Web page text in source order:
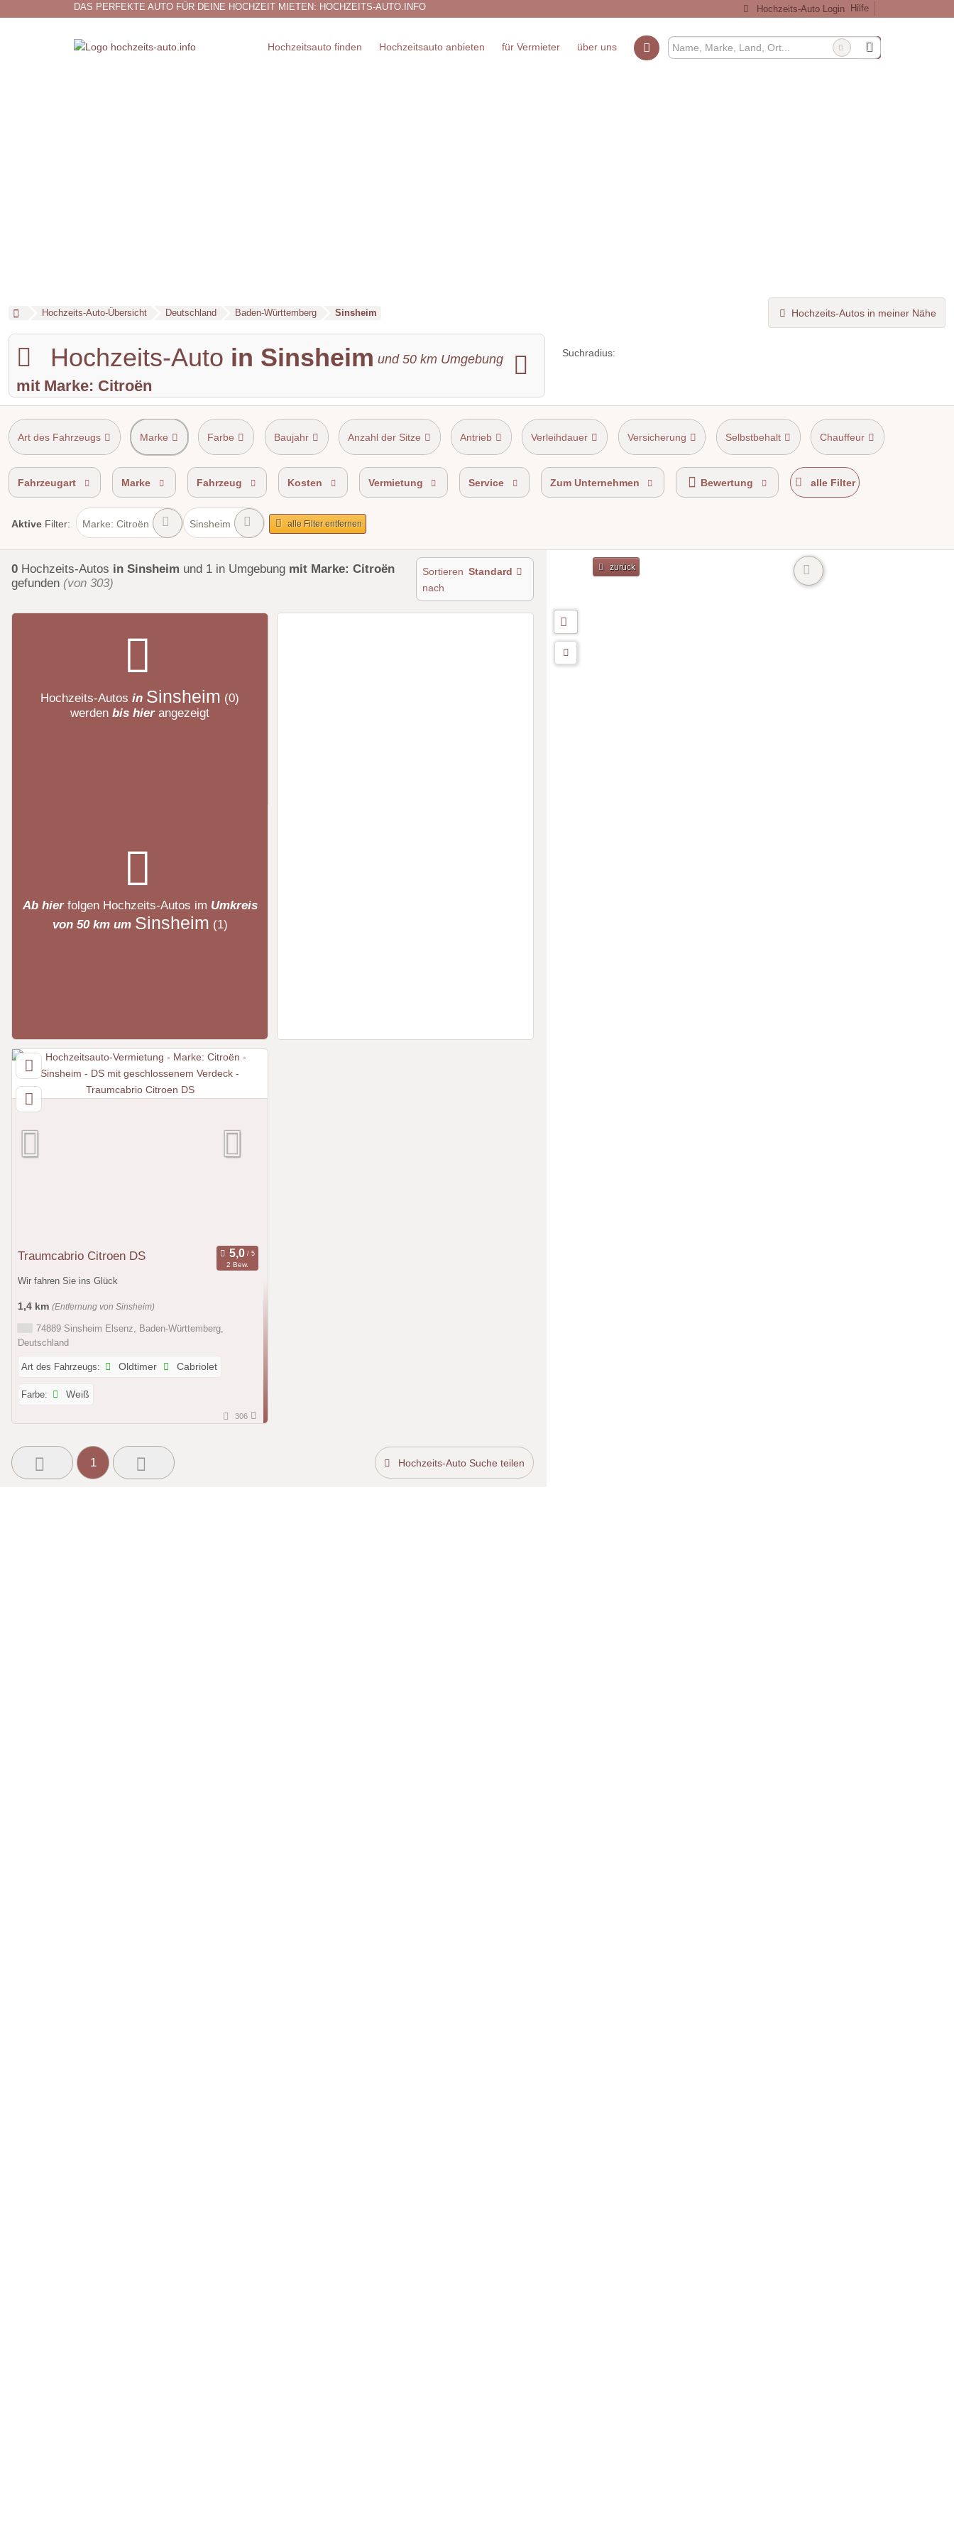
DAS PERFEKTE AUTO FÜR DEINE HOCHZEIT MIETEN: HOCHZEITS-AUTO.INFO Hochzeits-Auto Login Hilfe
Hochzeitsauto finden Hochzeitsauto anbieten für Vermieter über uns
Hochzeits-Auto-Übersicht Deutschland Baden-Württemberg Sinsheim Hochzeits-Autos in meiner Nähe
Hochzeits-Auto in Sinsheim und 50 km Umgebung
mit Marke: Citroën
Suchradius:
Art des Fahrzeugs Marke Farbe Baujahr Anzahl der Sitze Antrieb Verleihdauer Versicherung Selbstbehalt Chauffeur
Shuttle Service Einzugsgebiet
Fahrzeugart Marke Fahrzeug Kosten Vermietung Service Zum Unternehmen Bewertung alle Filter
Aktive Filter: Marke: Citroën Sinsheim alle Filter entfernen
0 Hochzeits-Autos in Sinsheim und 1 in Umgebung mit Marke: Citroën
gefunden (von 303)
Sortieren
nach
Standard
Hochzeits-Autos in Sinsheim (0)
werden bis hierangezeigt
Ab hier folgen Hochzeits-Autos im Umkreis
von 50 km um Sinsheim (1)
Traumcabrio Citroen DS
2 Bew.
Wir fahren Sie ins Glück
1,4 km (Entfernung von Sinsheim)
74889 Sinsheim Elsenz, Baden-Württemberg,
Deutschland
Art des Fahrzeugs: Oldtimer Cabriolet
Farbe: Weiß
306
1 Hochzeits-Auto Suche teilen
zurück